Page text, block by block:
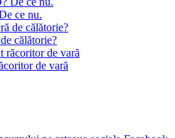
ce nu.
călătorie?
de vară